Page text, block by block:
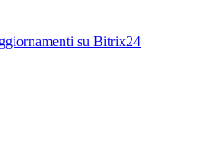
su Bitrix24